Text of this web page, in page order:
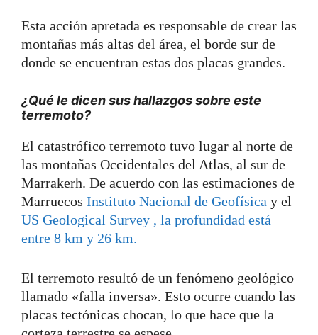
Esta acción apretada es responsable de crear las
montañas más altas del área, el borde sur de
donde se encuentran estas dos placas grandes.
¿Qué le dicen sus hallazgos sobre este
terremoto?
El catastrófico terremoto tuvo lugar al norte de
las montañas Occidentales del Atlas, al sur de
Marrakerh. De acuerdo con las estimaciones de
Marruecos Instituto Nacional de Geofísica y el
US Geological Survey , la profundidad está
entre 8 km y 26 km.
El terremoto resultó de un fenómeno geológico
llamado «falla inversa». Esto ocurre cuando las
placas tectónicas chocan, lo que hace que la